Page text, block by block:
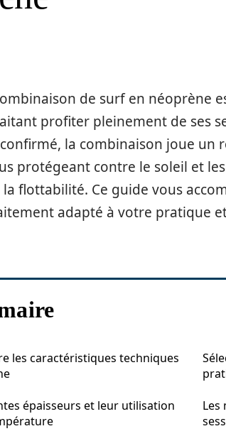
de surf en néoprène
profiter pleinement de ses
la combinaison joue un
protégeant contre le soleil et
flottabilité. Ce guide vous
adapté à votre pratique
les caractéristiques techniques
épaisseurs et leur utilisation
Les